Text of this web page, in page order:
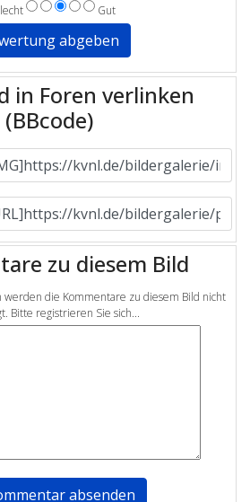
Gut
in Foren verlinken
(BBcode)
zu diesem Bild
die Kommentare zu diesem Bild nicht
Bitte registrieren Sie sich...